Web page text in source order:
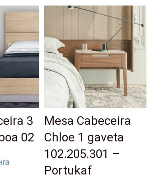
3
02
Mesa Cabeceira
Chloe 1 gaveta
102.205.301 –
Portukaf